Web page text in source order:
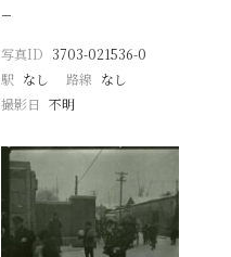
−
写真ID 3703-021536-0
駅 なし 路線 なし
撮影日 不明